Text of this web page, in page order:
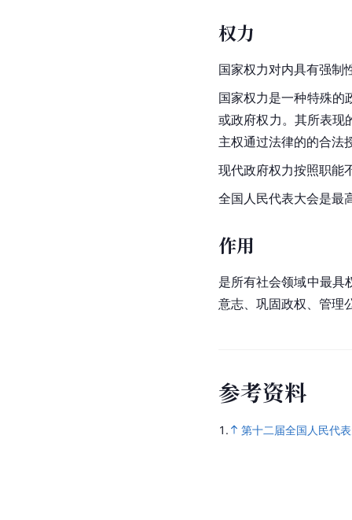
权力
国家权力对内具有强制
国家权力是一种特殊的
或政府权力。其所表现
主权通过法律的的合法
现代政府权力按照职能
全国人民代表大会是最
作用
是所有社会领域中最具
意志、巩固政权、管理
参考资料
1. 第十二届全国人民代